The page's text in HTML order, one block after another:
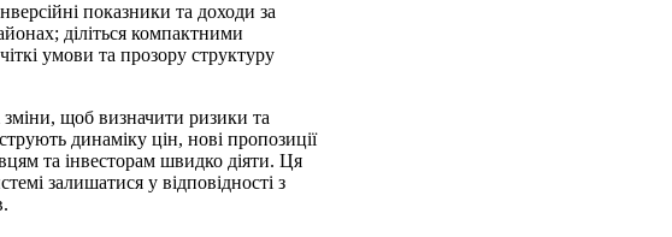
показники та доходи за
діліться компактними
умови та прозору структуру
зміни, щоб визначити ризики та
динаміку цін, нові пропозиції
та інвесторам швидко діяти. Ця
залишатися у відповідності з